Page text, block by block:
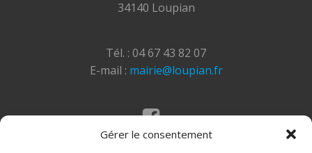
Gérer le consentement
34140 Loupian
Tél. : 04 67 43 82 07
E-mail : mairie@loupian.fr